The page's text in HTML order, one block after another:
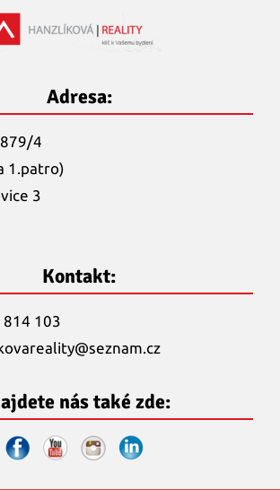
Adresa:
4
1.patro)
3
Kontakt:
814 103
seznam.cz
nás také zde: